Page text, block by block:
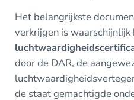
Het belangrijkste
verkrijgen is waarschijnlijk
door de DAR, de
de staat gemachtigde